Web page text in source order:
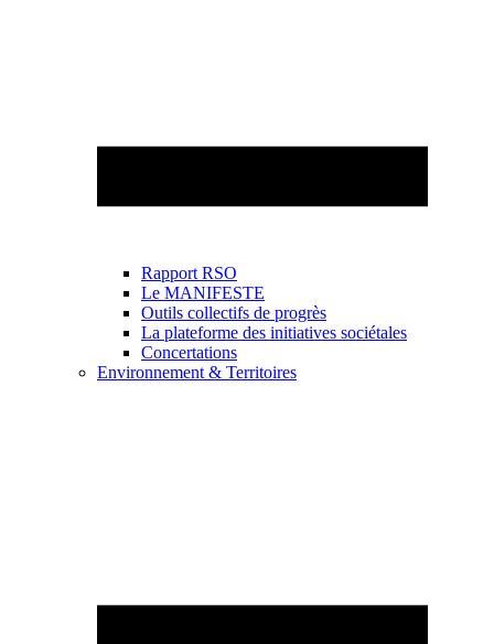
Rapport RSO
Le MANIFESTE
Outils collectifs de progrès
La plateforme des initiatives sociétales
Concertations
Environnement & Territoires